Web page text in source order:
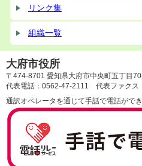
リンク集
組織一覧
大府市役所
〒474-8701 愛知県大府市中央町五丁目70
代表電話：0562-47-2111 代表ファクス
通訳オペレータを通じて手話で電話ができ